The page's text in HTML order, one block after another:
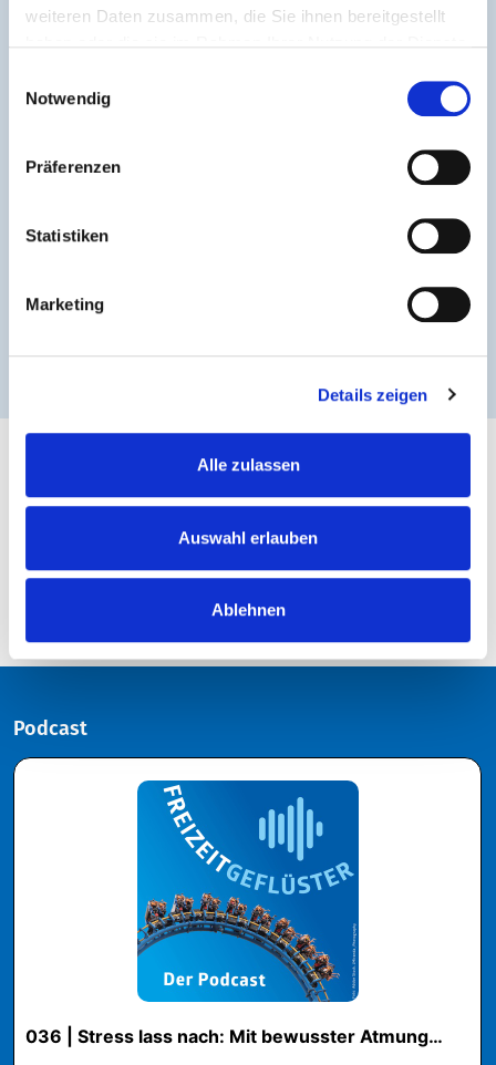
weiteren Daten zusammen, die Sie ihnen bereitgestellt
Notwendig
Präferenzen
Statistiken
Marketing
Details zeigen
Alle zulassen
Auswahl erlauben
Ablehnen
ZURÜCK ZUR ÜBERSICHT
Podcast